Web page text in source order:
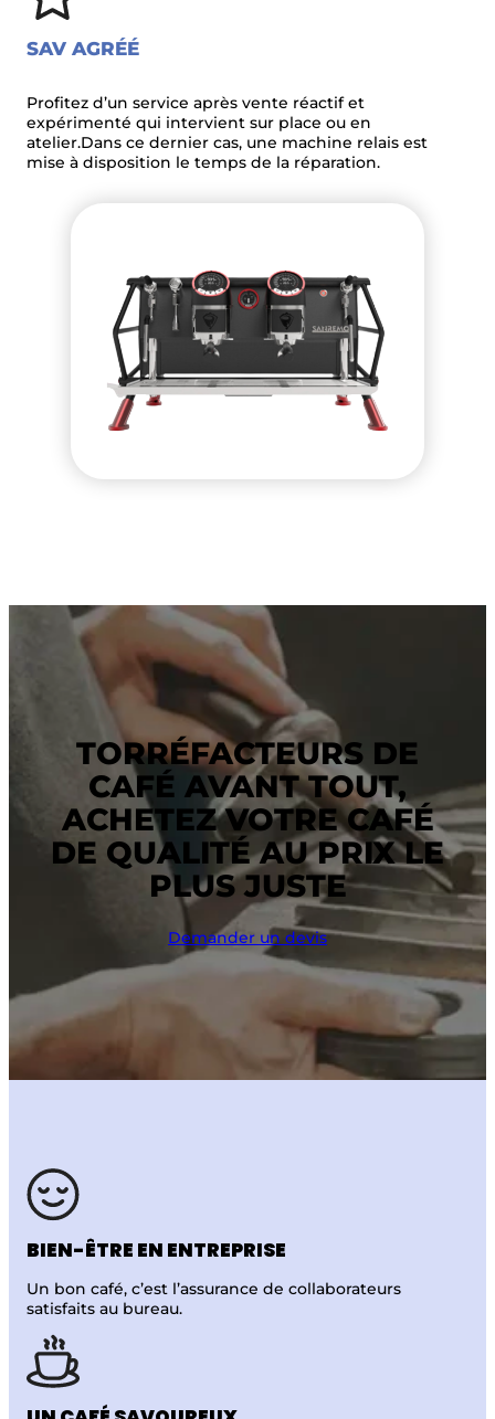
SAV AGRÉÉ
Profitez d’un service après vente réactif et
expérimenté qui intervient sur place ou en
atelier.Dans ce dernier cas, une machine relais est
mise à disposition le temps de la réparation.
TORRÉFACTEURS DE
CAFÉ AVANT TOUT,
ACHETEZ VOTRE CAFÉ
DE QUALITÉ AU PRIX LE
PLUS JUSTE
Demander un devis
BIEN-ÊTRE EN ENTREPRISE
Un bon café, c’est l’assurance de collaborateurs
satisfaits au bureau.